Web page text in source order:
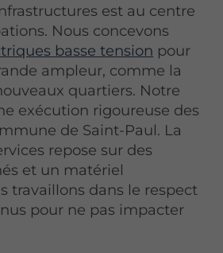
est au centre
Nous concevons
basse tension pour
ampleur, comme la
quartiers. Notre
exécution rigoureuse des
de Saint-Paul. La
repose sur des
et un matériel
travaillons dans le respect
pour ne pas impacter